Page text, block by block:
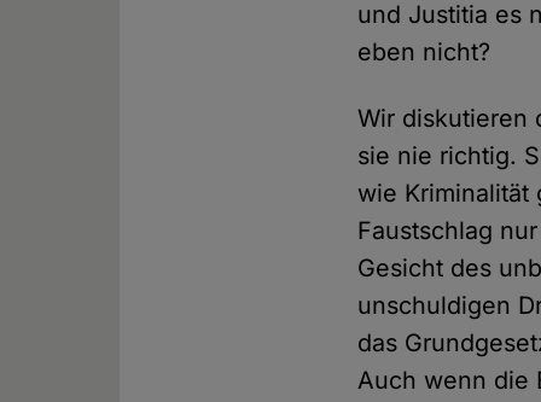
und Justitia es
eben nicht?
Wir diskutieren
sie nie richtig.
wie Kriminalität
Faustschlag
Gesicht des
unschuldigen
das
Auch wenn die